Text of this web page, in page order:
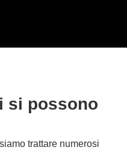
si possono
trattare numerosi